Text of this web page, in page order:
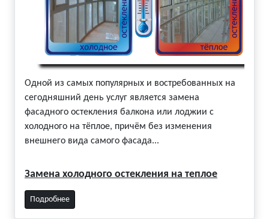
Одной из самых популярных и востребованных на
сегодняшний день услуг является замена
фасадного остекления балкона или лоджии с
холодного на тёплое, причём без изменения
внешнего вида самого фасада...
Замена холодного остекления на теплое
Подробнее